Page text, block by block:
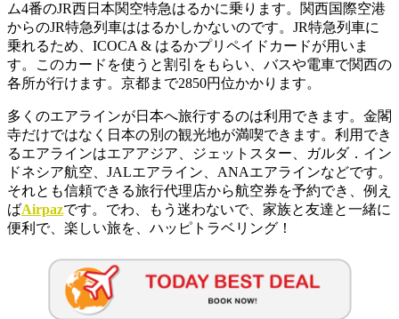
ム4番のJR西日本関空特急はるかに乗ります。関西国際空港
からのJR特急列車ははるかしかないのです。JR特急列車に
乗れるため、ICOCA & はるかプリペイドカードが用いま
す。このカードを使うと割引をもらい、バスや電車で関西の
各所が行けます。京都まで2850円位かかります。
多くのエアラインが日本へ旅行するのは利用できます。金閣
寺だけではなく日本の別の観光地が満喫できます。利用でき
るエアラインはエアアジア、ジェットスター、ガルダ．イン
ドネシア航空、JALエアライン、ANAエアラインなどです。
それとも信頼できる旅行代理店から航空券を予約でき、例え
ばAirpazです。でわ、もう迷わないで、家族と友達と一緒に
便利で、楽しい旅を、ハッピトラベリング！